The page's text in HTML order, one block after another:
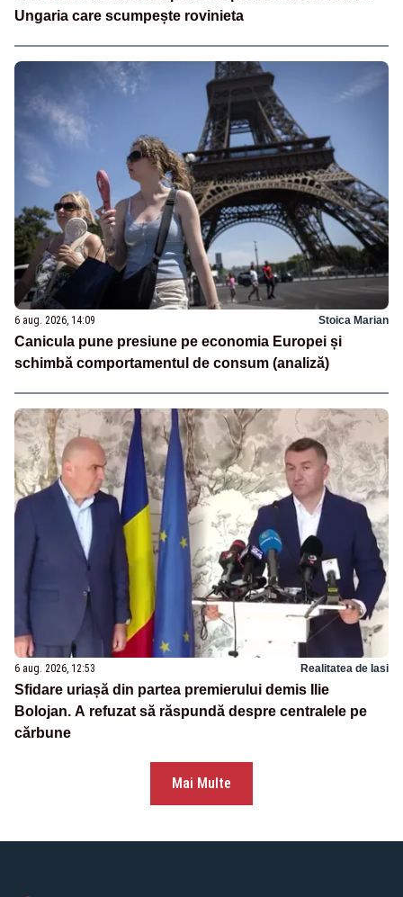
Ungaria care scumpește rovinieta
6 aug. 2026, 14:09 Stoica Marian
Canicula pune presiune pe economia Europei și
schimbă comportamentul de consum (analiză)
6 aug. 2026, 12:53 Realitatea de Iasi
Sfidare uriașă din partea premierului demis Ilie
Bolojan. A refuzat să răspundă despre centralele pe
cărbune
Mai Multe